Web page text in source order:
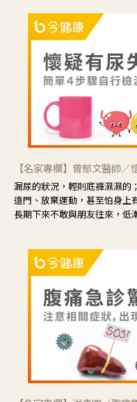
【名家專欄】曾郁文醫師
漏尿的狀況，輕則底褲濕濕的
遠門、放棄運動，甚至怕身上
長期下來不敢與朋友往來，低